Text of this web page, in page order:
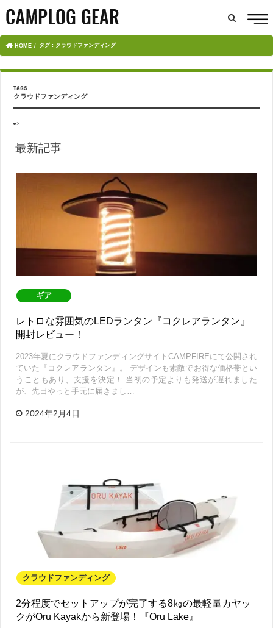
HOME タグ : クラウドファンディング
クラウドファンディング
●×
最新記事
ギア
レトロな雰囲気のLEDランタン『コクレアランタン』
開封レビュー！
2023年夏にクラウドファンディングサイトCAMPFIREにて公開され
ていた『コクレアランタン』。 デザインも素敵でお得な価格帯とい
うこともあり、支援を決定！ 当初の予定よりも発送が遅れました
が、先日やっと手元に届きまし…
2024年2月4日
クラウドファンディング
2分程度でセットアップが完了する8㎏の最軽量カヤッ
クがOru Kayakから新登場！『Oru Lake』